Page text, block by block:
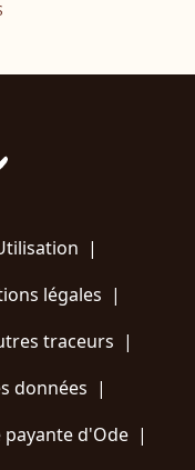
|
légales |
traceurs |
données |
d'Ode |